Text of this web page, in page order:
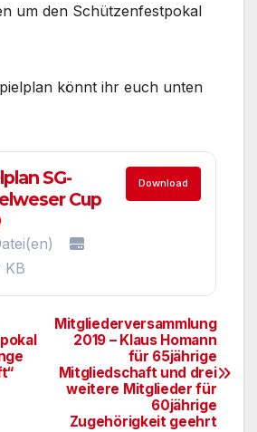
um den Schützenfestpokal
könnt ihr euch unten
SG-
Cup
KB
Download
Mitgliederversammlung
2019 – Klaus Homann
für 65jährige
Mitgliedschaft und drei
weitere Mitglieder für
60jährige
Zugehörigkeit geehrt